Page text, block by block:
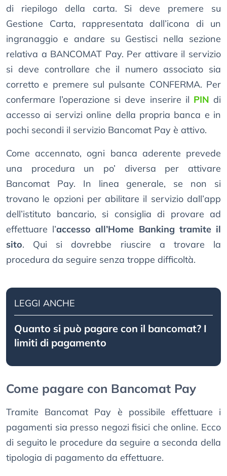
di riepilogo della carta. Si deve premere su
Gestione Carta, rappresentata dall’icona di un
ingranaggio e andare su Gestisci nella sezione
relativa a BANCOMAT Pay. Per attivare il servizio
si deve controllare che il numero associato sia
corretto e premere sul pulsante CONFERMA. Per
confermare l’operazione si deve inserire il PIN di
accesso ai servizi online della propria banca e in
pochi secondi il servizio Bancomat Pay è attivo.
Come accennato, ogni banca aderente prevede
una procedura un po’ diversa per attivare
Bancomat Pay. In linea generale, se non si
trovano le opzioni per abilitare il servizio dall’app
dell’istituto bancario, si consiglia di provare ad
effettuare l’accesso all’Home Banking tramite il
sito. Qui si dovrebbe riuscire a trovare la
procedura da seguire senza troppe difficoltà.
LEGGI ANCHE
Quanto si può pagare con il bancomat? I
limiti di pagamento
Come pagare con Bancomat Pay
Tramite Bancomat Pay è possibile effettuare i
pagamenti sia presso negozi fisici che online. Ecco
di seguito le procedure da seguire a seconda della
tipologia di pagamento da effettuare.